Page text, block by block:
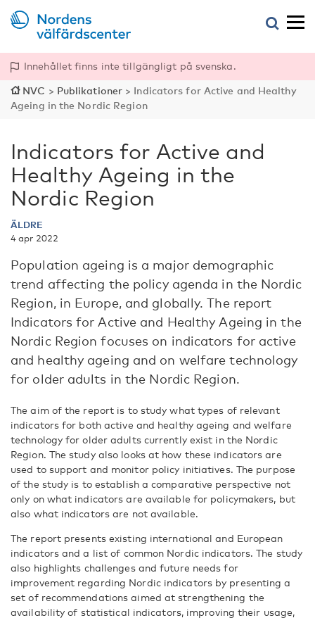
Innehållet finns inte tillgängligt på svenska.
NVC > Publikationer > Indicators for Active and Healthy
Ageing in the Nordic Region
Indicators for Active and
Healthy Ageing in the
Nordic Region
ÄLDRE
4 apr 2022
Population ageing is a major demographic
trend affecting the policy agenda in the Nordic
Region, in Europe, and globally. The report
Indicators for Active and Healthy Ageing in the
Nordic Region focuses on indicators for active
and healthy ageing and on welfare technology
for older adults in the Nordic Region.
The aim of the report is to study what types of relevant
indicators for both active and healthy ageing and welfare
technology for older adults currently exist in the Nordic
Region. The study also looks at how these indicators are
used to support and monitor policy initiatives. The purpose
of the study is to establish a comparative perspective not
only on what indicators are available for policymakers, but
also what indicators are not available.
The report presents existing international and European
indicators and a list of common Nordic indicators. The study
also highlights challenges and future needs for
improvement regarding Nordic indicators by presenting a
set of recommendations aimed at strengthening the
availability of statistical indicators, improving their usage,